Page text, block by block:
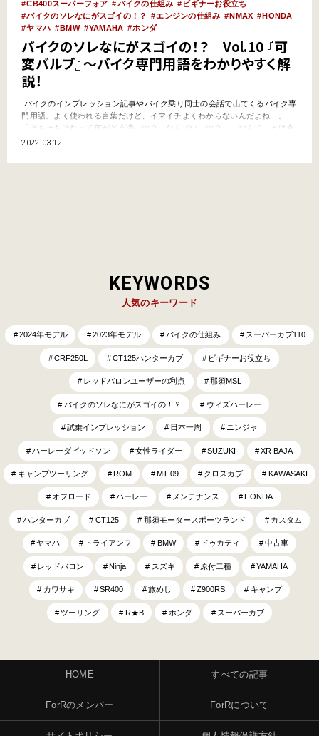
CB400スーパーフォア
バイクの仕組み
ビギナーお役立ち
バイクのソレなにがスゴイの！？
エンジンの仕組み NMAX
HONDA
ヤマハ
BMW YAMAHA ホンダ
バイクのソレなにがスゴイの！？ Vol.10 『可
変バルブ』～バイク専門用語をわかりやすく解
説！
バイクのインプレッション記事やバイク乗り同士の会話で出てくるバイク専
門用語。よく使われる言葉だけど、イマイチよくわからないんだよね…。
「そもそもそれって何がどう凄いの？ なんでいいの？」…なんてことは今
更聞けないし。そんなキーワードをわかりやすく解説していくこのコーナ
『可変バルブ機構』とは？ 前回はエンジンのキーデバイスで…
2022.03.12
KEYWORDS
人気のキーワード
2024年モデル 2023年モデル バイクの仕組み スーパーカブ110
CRF250L CT125ハンターカブ ビギナーお役立ち
レッドバロンユーザーの利点 那須MSL
バイクのソレなにがスゴイの！？ ウィズハーレー
試乗インプレッション 日本一周 ニンジャ
ハーレーダビッドソン 女性ライダー SUZUKI XR BAJA
キャンプツーリング ROM MT-09 クロスカブ KAWASAKI
オフロード ハーレー メンテナンス HONDA
ハンターカブ CT125 那須モータースポーツランド カスタム
ヤマハ トライアンフ BMW ドゥカティ 中古車
レッドバロン Ninja スズキ 原付二種 YAMAHA
カワサキ SR400 旅めし Z900RS キャンプ
ツーリング R★B ホンダ スーパーカブ
HOME すべての記事
ForRのメンバー ForRについて